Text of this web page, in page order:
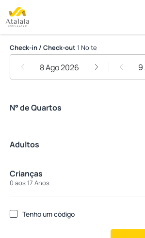
Atalaia Apart Hotel
Check-in / Check-out 1 Noite
8 Ago 2026 9
N° de Quartos
Adultos
Crianças
0 aos 17 Anos
Tenho um código